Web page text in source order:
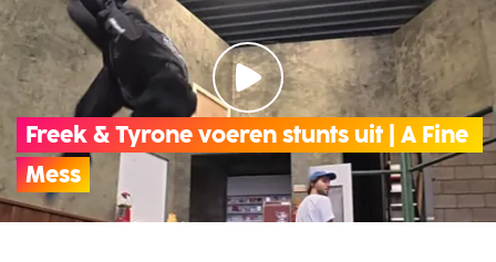
Freek & Tyrone voeren stunts uit | A Fine
Mess